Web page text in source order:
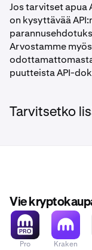
Jos tarvitset apua
on kysyttävää
Arvostamme
puutteista API-
Tarvitsetko
Vie
Pro Kraken